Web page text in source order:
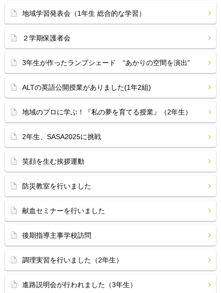
地域学習発表会（1年生 総合的な学習）
２学期保護者会
3年生が作ったランプシェード “あかりの空間を演出”
ALTの英語公開授業がありました(1年2組)
地域のプロに学ぶ！『私の夢を育てる授業』（2年生）
2年生、SASA2025に挑戦
笑顔を生む挨拶運動
防災教室を行いました
献血セミナーを行いました
後期指導主事学校訪問
調理実習を行いました（2年生）
進路説明会が行われました（3年生）